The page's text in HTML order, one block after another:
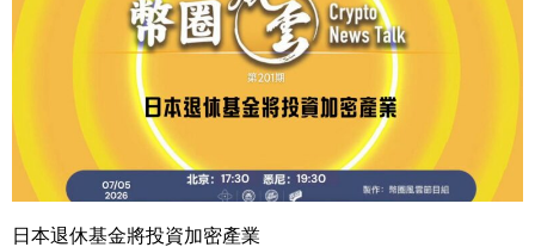
日本退休基金將投資加密產業